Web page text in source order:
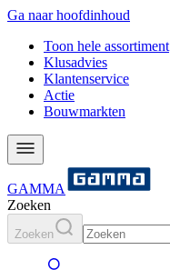
Ga naar hoofdinhoud
Toon hele assortiment
Klusadvies
Klantenservice
Actie
Bouwmarkten
GAMMA
Zoeken
Zoeken